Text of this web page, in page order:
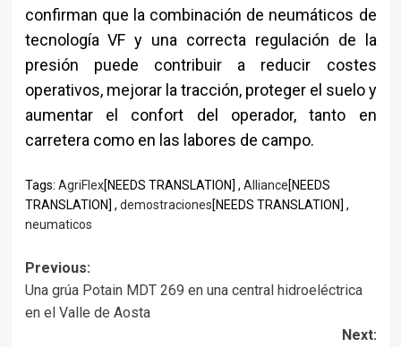
confirman que la combinación de neumáticos de
tecnología VF y una correcta regulación de la
presión puede contribuir a reducir costes
operativos, mejorar la tracción, proteger el suelo y
aumentar el confort del operador, tanto en
carretera como en las labores de campo.
Tags: AgriFlex[NEEDS TRANSLATION] , Alliance[NEEDS
TRANSLATION] , demostraciones[NEEDS TRANSLATION] ,
neumaticos
Post
navigation
Previous:
Una grúa Potain MDT 269 en una central hidroeléctrica
en el Valle de Aosta
Next: